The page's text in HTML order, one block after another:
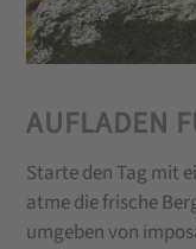
AUFLADEN
Starte den Tag mit
atme die frische
umgeben von